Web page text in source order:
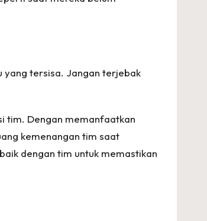
yang tersisa. Jangan terjebak
tim. Dengan memanfaatkan
kemenangan tim saat
dengan tim untuk memastikan